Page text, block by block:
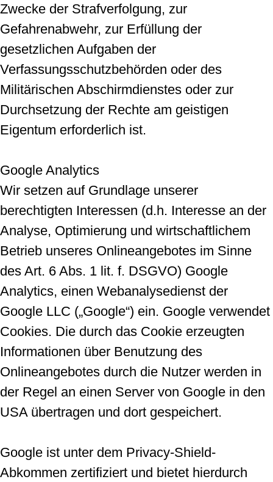
Zwecke der Strafverfolgung, zur
Gefahrenabwehr, zur Erfüllung der
gesetzlichen Aufgaben der
Verfassungsschutzbehörden oder des
Militärischen Abschirmdienstes oder zur
Durchsetzung der Rechte am geistigen
Eigentum erforderlich ist.
Google Analytics
Wir setzen auf Grundlage unserer
berechtigten Interessen (d.h. Interesse an der
Analyse, Optimierung und wirtschaftlichem
Betrieb unseres Onlineangebotes im Sinne
des Art. 6 Abs. 1 lit. f. DSGVO) Google
Analytics, einen Webanalysedienst der
Google LLC („Google“) ein. Google verwendet
Cookies. Die durch das Cookie erzeugten
Informationen über Benutzung des
Onlineangebotes durch die Nutzer werden in
der Regel an einen Server von Google in den
USA übertragen und dort gespeichert.
Google ist unter dem Privacy-Shield-
Abkommen zertifiziert und bietet hierdurch